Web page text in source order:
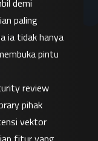
demi
paling
ia tidak hanya
pintu
review
pihak
vektor